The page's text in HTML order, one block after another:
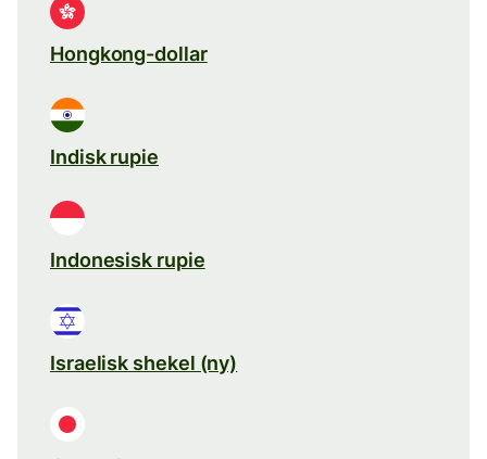
Hongkong-dollar
Indisk rupie
Indonesisk rupie
Israelisk shekel (ny)